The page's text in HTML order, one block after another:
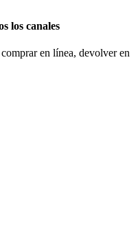
los canales
en línea, devolver en